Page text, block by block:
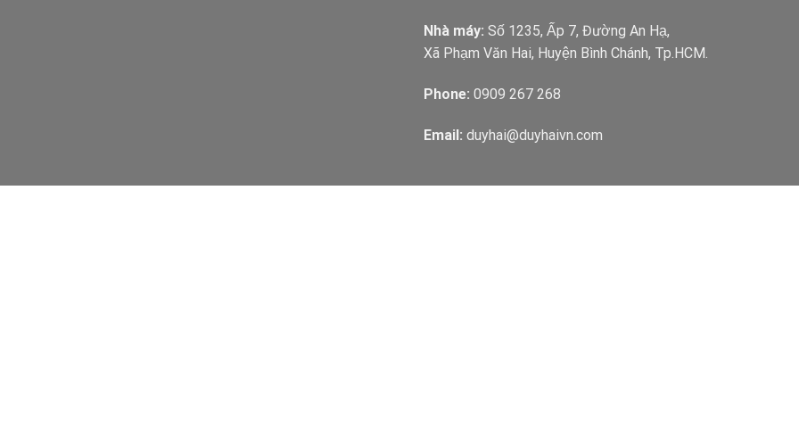
Nhà máy:Số 1235, Ấp 7, Đường An Hạ,
Xã Phạm Văn Hai, Huyện Bình Chánh, Tp.HCM.
Phone:0909 267 268
Email:duyhai@duyhaivn.com